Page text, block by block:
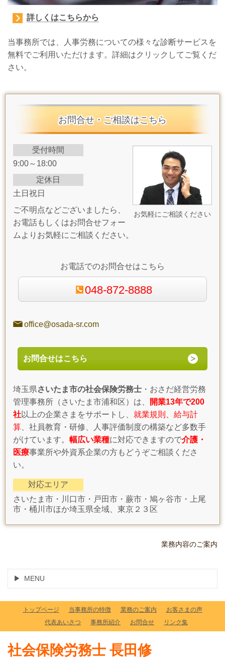
詳しくはこちらから
当事務所では、人事労務についての様々な診断サービスを
無料でご利用いただけます。詳細はクリックしてご覧くだ
さい。
お問合せ・ご相談はこちら
お気軽にご相談ください
受付時間
9:00～18:00
定休日
土日祝日
ご不明点などございましたら、
お電話もしくはお問合せフォー
ムよりお気軽にご相談ください。
お電話でのお問合せはこちら
048-872-8888
office@osada-sr.com
お問合せはこちら
埼玉県さいたま市の社会保険労務士 ・おさだ経営労務
管理事務所（さいたま市浦和区）は、
開業13年で200
社以上の企業さまをサポートし、 就業規則、給与計
算 、社員教育・研修、人事評価制度の構築など多数手
がけています。 幅広い業種に対応できますので介護・
医療事業所や外資系企業の方もどうぞご相談くださ
い。
対応エリア
さいたま市・川口市・戸田市・蕨市・鳩ヶ谷市・上尾
市・桶川市ほか埼玉県全域、東京２３区
業務内容のご案内
MENU
トップページ 当事務所の特徴 業務のご案内
お客さまの声
代表あいさつ
事務所紹介 お問合せ リンク集
社会保険労務士 長田修